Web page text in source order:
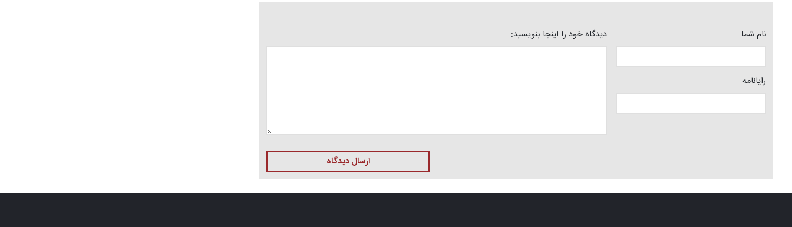
نام شما
رایانامه
دیدگاه خود را اینجا بنویسید:
ارسال دیدگاه